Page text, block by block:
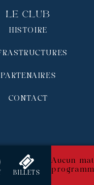
BILLETS
Aucun
Le Club
HISTOIRE
PARTENAIRES
CONTACT
© 2026 - Tous